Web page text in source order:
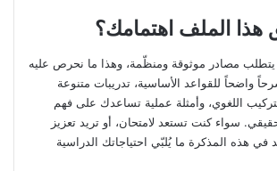
هذا الملف اهتمامك؟
يتطلب مصادر موثوقة ومنظّمة، وهذا ما نحرص عليه
واضحاً للقواعد الأساسية، تدريبات متنوعة
اللغوي، وأمثلة عملية تساعدك على فهم
سواء كنت تستعد لامتحان، أو تريد تعزيز
في هذه المذكرة ما يُلبّي احتياجاتك الدراسية